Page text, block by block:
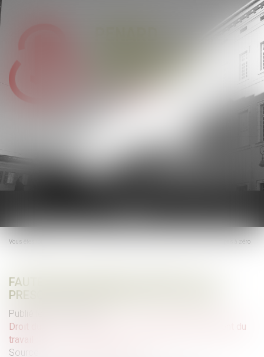
le
menu
Vous êtes ici : Faute inexcusable et rechute : la prescription ne repart pas à zéro
FAUTE INEXCUSABLE ET RECHUTE : LA
PRESCRIPTION NE REPART PAS À ZÉRO
Publié le :
Droit du travail - Employeurs
Responsabilité accident du
travail
Source :